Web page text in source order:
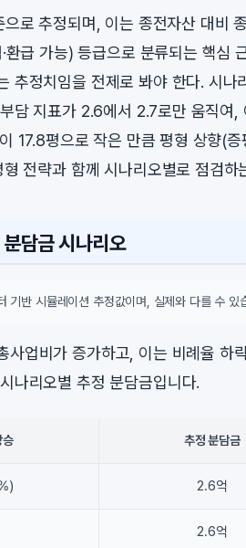
로 추정되며, 이는 종전자산 대비
환급 가능) 등급으로 분류되는 핵심
추정치임을 전제로 봐야 한다. 시
담 지표가 2.6에서 2.7로만 움직여
17.8평으로 작은 만큼 평형 상향(
전략과 함께 시나리오별로 점검하
담금 시나리오
기반 시뮬레이션 추정값이며, 실제와 다를 수
사업비가 증가하고, 이는 비례율 하
나리오별 추정 분담금입니다.
승 추정 분담금
2.6억
2.6억